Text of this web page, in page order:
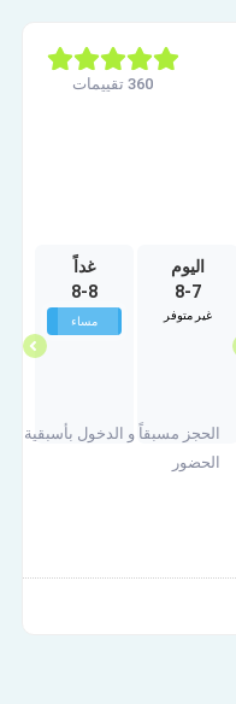
اليوم
8-7
غير متوفر
غداً
8-8
مساء
الحجز مسبقاً و الدخول بأسبقية
الحضور
360 تقييمات